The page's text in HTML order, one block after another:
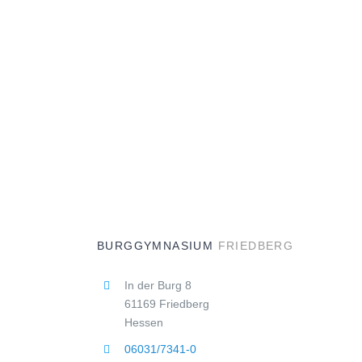
BURGGYMNASIUM FRIEDBERG
In der Burg 8
61169 Friedberg
Hessen
06031/7341-0